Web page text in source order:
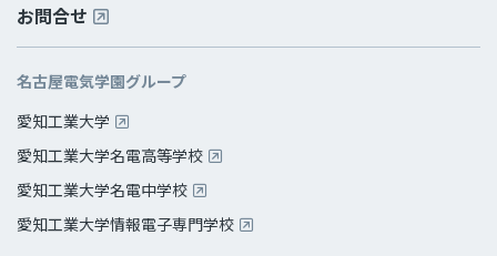
お問合せ
名古屋電気学園グループ
愛知工業大学
愛知工業大学名電高等学校
愛知工業大学名電中学校
愛知工業大学情報電子専門学校